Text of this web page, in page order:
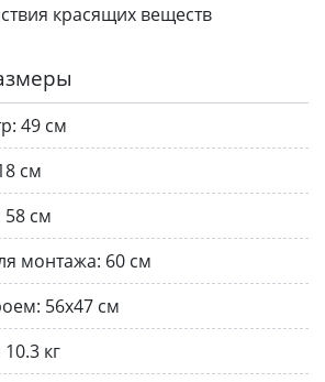
красящих веществ
49 см
см
58 см
монтажа: 60 см
56x47 см
10.3 кг